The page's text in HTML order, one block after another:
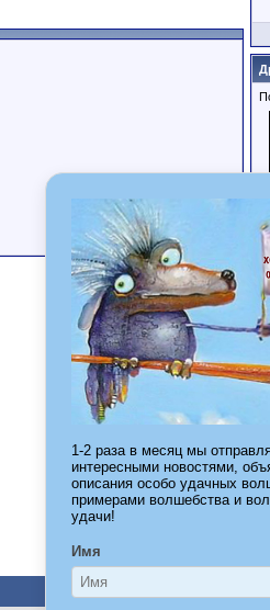
1-2 раза в месяц мы
интересными новостями,
описания особо удачных
примерами волшебства и
удачи!
Имя